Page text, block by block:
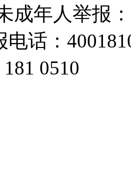
成年人举报
话：
0510